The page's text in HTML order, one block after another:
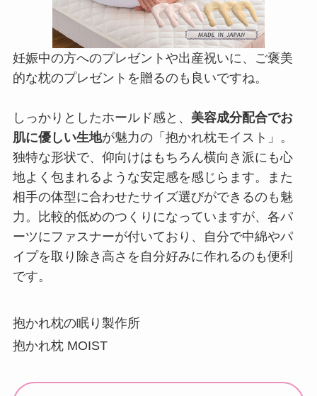
妊娠中の方へのプレゼントや出産祝いに、ご褒美
的な枕のプレゼントを贈るのも良いですね。
しっかりとしたホールド感と、 美容成分配合でお
肌に優しい生地が魅力の「抱かれ枕モイスト」。
独特な形状で、仰向けはもちろん横向き派にも心
地よく包まれるような安定感を感じらます。また
相手の体型に合わせたサイズ選びができるのも魅
力。比較的低めのつくりになっていますが、各パ
ーツにファスナーが付いており、自分で中綿やパ
イプを取り除き高さを自分好みに作れるのも便利
です。
抱かれ枕の眠り製作所
抱かれ枕 MOIST